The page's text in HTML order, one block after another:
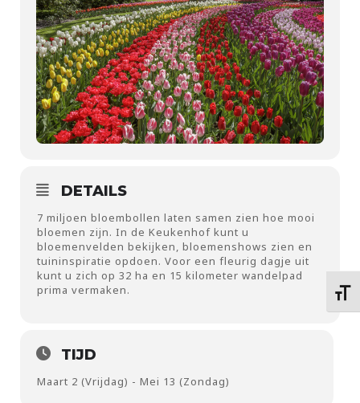
DETAILS
7 miljoen bloembollen laten samen zien hoe mooi
bloemen zijn. In de Keukenhof kunt u
bloemenvelden bekijken, bloemenshows zien en
tuininspiratie opdoen. Voor een fleurig dagje uit
kunt u zich op 32 ha en 15 kilometer wandelpad
prima vermaken.
TIJD
Maart 2 (Vrijdag) - Mei 13 (Zondag)